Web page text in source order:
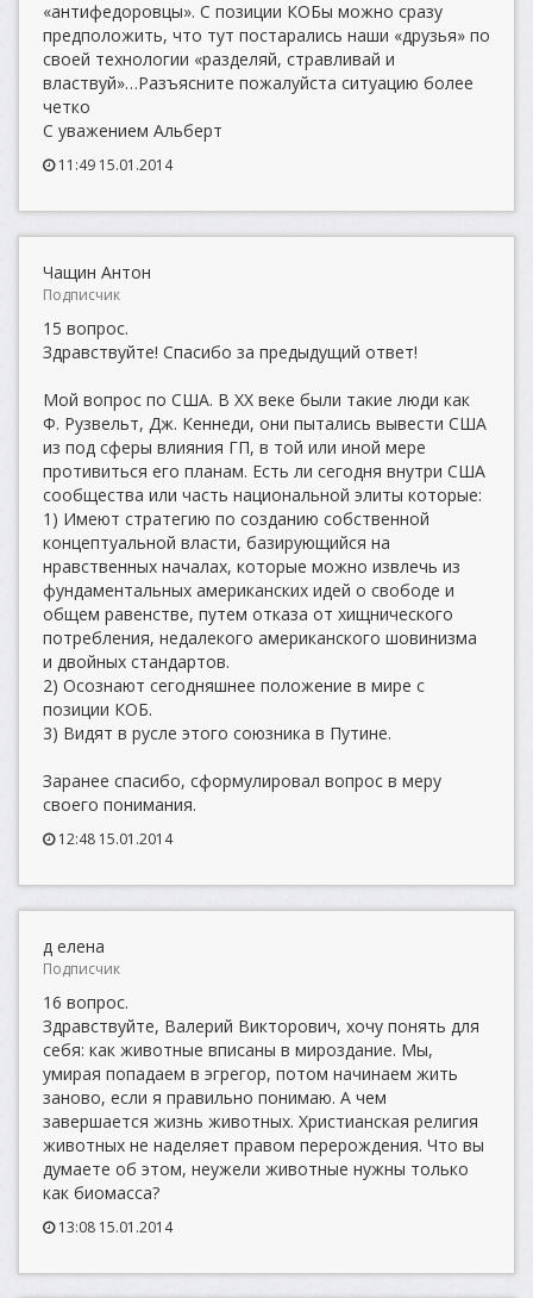
«антифедоровцы». С позиции КОБы можно сразу
предположить, что тут постарались наши «друзья» по
своей технологии «разделяй, стравливай и
властвуй»…Разъясните пожалуйста ситуацию более
четко
С уважением Альберт
11:49 15.01.2014
Чащин Антон
Подписчик
15 вопрос.
Здравствуйте! Спасибо за предыдущий ответ!
Мой вопрос по США. В XX веке были такие люди как
Ф. Рузвельт, Дж. Кеннеди, они пытались вывести США
из под сферы влияния ГП, в той или иной мере
противиться его планам. Есть ли сегодня внутри США
сообщества или часть национальной элиты которые:
1) Имеют стратегию по созданию собственной
концептуальной власти, базирующийся на
нравственных началах, которые можно извлечь из
фундаментальных американских идей о свободе и
общем равенстве, путем отказа от хищнического
потребления, недалекого американского шовинизма
и двойных стандартов.
2) Осознают сегодняшнее положение в мире с
позиции КОБ.
3) Видят в русле этого союзника в Путине.
Заранее спасибо, сформулировал вопрос в меру
своего понимания.
12:48 15.01.2014
д елена
Подписчик
16 вопрос.
Здравствуйте, Валерий Викторович, хочу понять для
себя: как животные вписаны в мироздание. Мы,
умирая попадаем в эгрегор, потом начинаем жить
заново, если я правильно понимаю. А чем
завершается жизнь животных. Христианская религия
животных не наделяет правом перерождения. Что вы
думаете об этом, неужели животные нужны только
как биомасса?
13:08 15.01.2014